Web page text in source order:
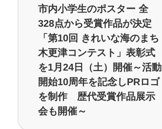
市内小学生のポスター 全
328点から受賞作品が決定
「第10回 きれいな海のまち
木更津コンテスト」表彰式
を1月24日（土）開催～活動
開始10周年を記念しPRロゴ
を制作 歴代受賞作品展示
会も開催～